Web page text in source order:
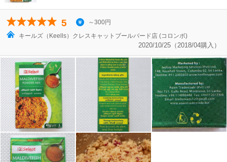
5
～300円
キールズ（Keells）クレスキャットブールバード店 (コロンボ)
2020/10/25（2018/04購入）